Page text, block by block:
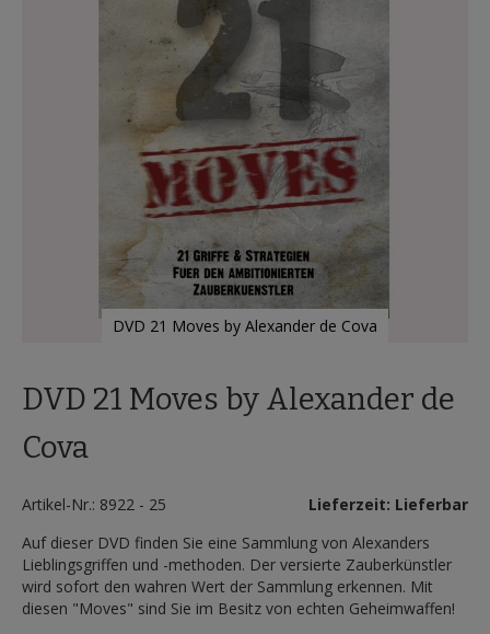
DVD 21 Moves by Alexander de Cova
der
springen
DVD 21 Moves by Alexander de
Cova
Artikel-Nr.: 8922 - 25
Lieferzeit: Lieferbar
Auf dieser DVD finden Sie eine Sammlung von Alexanders
Lieblingsgriffen und -methoden. Der versierte Zauberkünstler
wird sofort den wahren Wert der Sammlung erkennen. Mit
diesen "Moves" sind Sie im Besitz von echten Geheimwaffen!